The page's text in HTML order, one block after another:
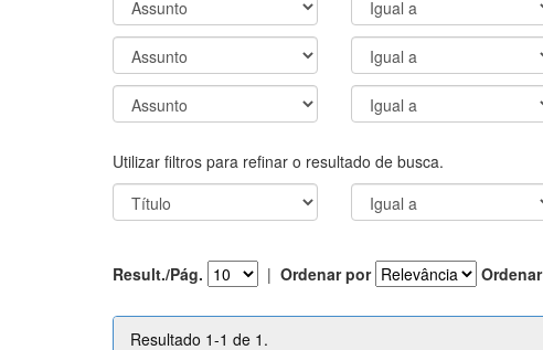
Utilizar filtros para refinar o resultado de busca.
Result./Pág. | Ordenar por Ordenar
Resultado 1-1 de 1.